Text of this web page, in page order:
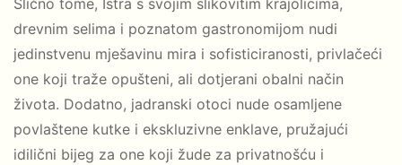
Slično tome, Istra s svojim slikovitim krajolicima,
drevnim selima i poznatom gastronomijom nudi
jedinstvenu mješavinu mira i sofisticiranosti, privlačeći
one koji traže opušteni, ali dotjerani obalni način
života. Dodatno, jadranski otoci nude osamljene
povlaštene kutke i ekskluzivne enklave, pružajući
idilični bijeg za one koji žude za privatnošću i